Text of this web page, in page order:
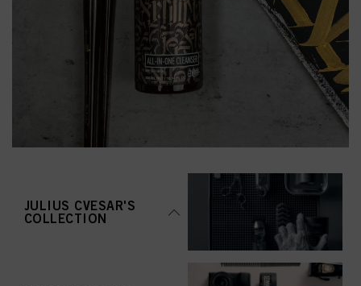
JULIUS CVESAR'S
COLLECTION